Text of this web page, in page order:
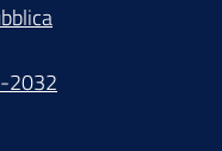
2032